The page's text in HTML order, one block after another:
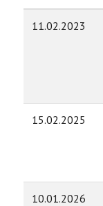
11.02.2023
15.02.2025
10.01.2026